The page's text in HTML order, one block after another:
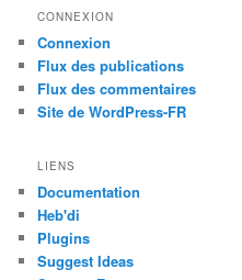
CONNEXION
Connexion
Flux des publications
Flux des commentaires
Site de WordPress-FR
LIENS
Documentation
Heb'di
Plugins
Suggest Ideas